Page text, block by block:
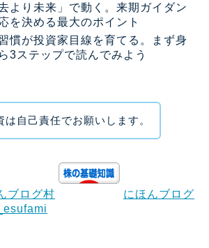
より未来」で動く。来期ガイダン
を決める最大のポイント
慣が投資家目線を育てる。まず身
3ステップで読んでみよう
自己責任でお願いします。
ブログ村
にほんブログ